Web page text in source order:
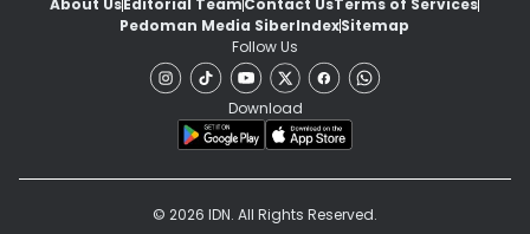
About UsEditorial TeamContact UsTerms of Services
Pedoman Media SiberIndexSitemap
Follow Us
Download
© 2026 IDN. All Rights Reserved.